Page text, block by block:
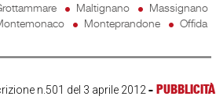
Maltignano
Massignano
Monteprandone
Offida
n.501 del 3 aprile 2012- PUBBLICITÀ